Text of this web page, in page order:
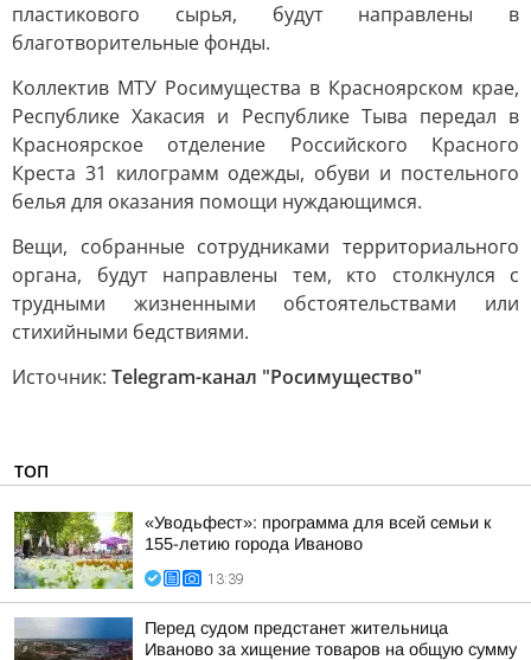
пластикового сырья, будут направлены в
благотворительные фонды.
Коллектив МТУ Росимущества в Красноярском крае,
Республике Хакасия и Республике Тыва передал в
Красноярское отделение Российского Красного
Креста 31 килограмм одежды, обуви и постельного
белья для оказания помощи нуждающимся.
Вещи, собранные сотрудниками территориального
органа, будут направлены тем, кто столкнулся с
трудными жизненными обстоятельствами или
стихийными бедствиями.
Источник: Telegram-канал "Росимущество"
ТОП
«Уводьфест»: программа для всей семьи к
155-летию города Иваново
13:39
Перед судом предстанет жительница
Иваново за хищение товаров на общую сумму